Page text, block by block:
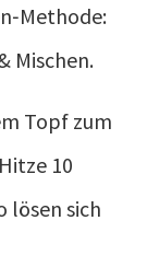
Mischen.
Topf zum
10
lösen sich